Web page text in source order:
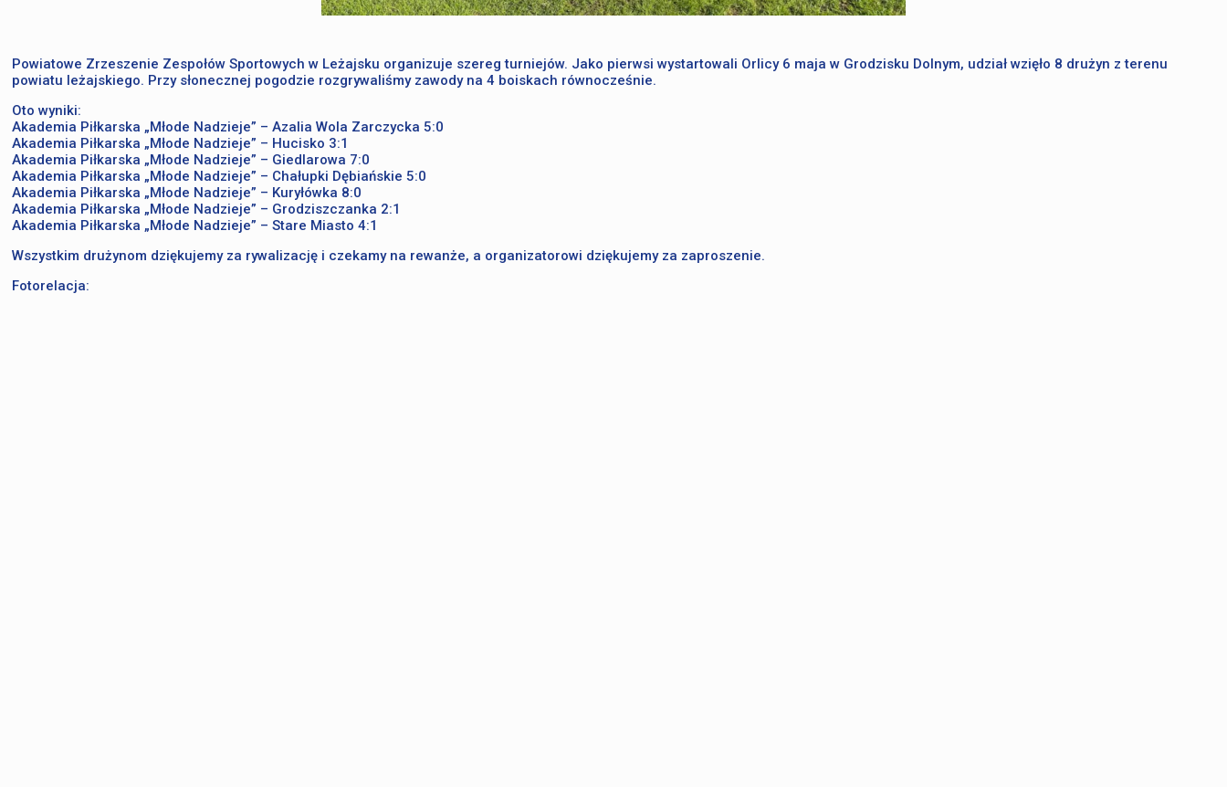
Powiatowe Zrzeszenie Zespołów Sportowych w Leżajsku organizuje szereg turniejów. Jako pierwsi wystartowali Orlicy 6 maja w Grodzisku Dolnym, udział wzięło 8 drużyn z terenu
powiatu leżajskiego. Przy słonecznej pogodzie rozgrywaliśmy zawody na 4 boiskach równocześnie.
Oto wyniki:
Akademia Piłkarska „Młode Nadzieje” – Azalia Wola Zarczycka 5:0
Akademia Piłkarska „Młode Nadzieje” – Hucisko 3:1
Akademia Piłkarska „Młode Nadzieje” – Giedlarowa 7:0
Akademia Piłkarska „Młode Nadzieje” – Chałupki Dębiańskie 5:0
Akademia Piłkarska „Młode Nadzieje” – Kuryłówka 8:0
Akademia Piłkarska „Młode Nadzieje” – Grodziszczanka 2:1
Akademia Piłkarska „Młode Nadzieje” – Stare Miasto 4:1
Wszystkim drużynom dziękujemy za rywalizację i czekamy na rewanże, a organizatorowi dziękujemy za zaproszenie.
Fotorelacja: